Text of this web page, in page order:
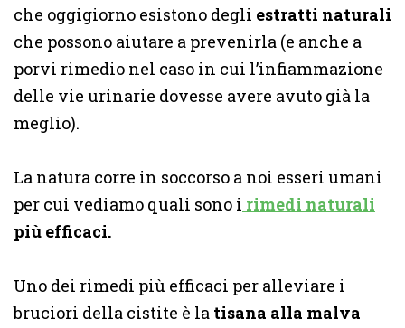
che oggigiorno esistono degli estratti naturali
che possono aiutare a prevenirla (e anche a
porvi rimedio nel caso in cui l’infiammazione
delle vie urinarie dovesse avere avuto già la
meglio).
La natura corre in soccorso a noi esseri umani
per cui vediamo quali sono i rimedi naturali
più efficaci.
Uno dei rimedi più efficaci per alleviare i
bruciori della cistite è la tisana alla malva